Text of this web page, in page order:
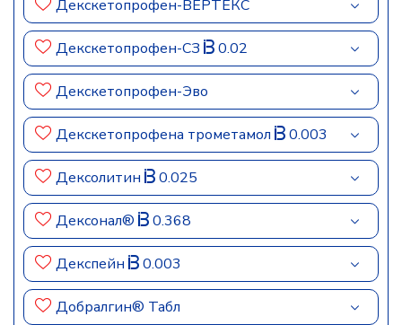
Декскетопрофен-ВЕРТЕКС
Декскетопрофен-СЗ 0.02
Декскетопрофен-Эво
Декскетопрофена трометамол 0.003
Дексолитин 0.025
Дексонал® 0.368
Декспейн 0.003
Добралгин® Табл